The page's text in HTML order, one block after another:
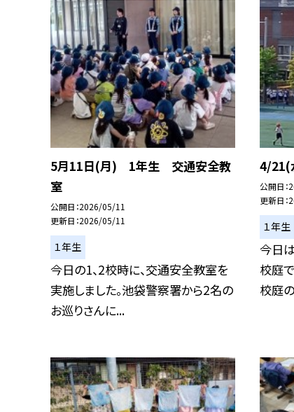
5月11日(月) 1年生 交通安全教
室
公開日 2026/05/11
更新日 2026/05/11
１年生
今日の1、2校時に、交通安全教室を
実施しました。池袋警察署から2名の
お巡りさんに...
4/
公開日
更新日
１年生
今日
校庭
校庭